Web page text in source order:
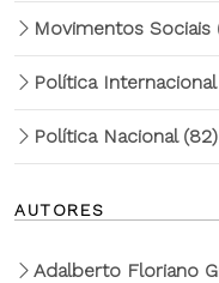
Movimentos Sociais
Política Internacional
Política Nacional (82)
AUTORES
Adalberto Floriano